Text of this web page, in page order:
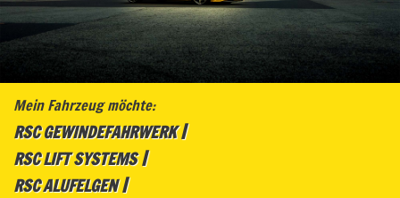
Mein Fahrzeug möchte:
RSC GEWINDEFAHRWERK
RSC LIFT SYSTEMS
RSC ALUFELGEN